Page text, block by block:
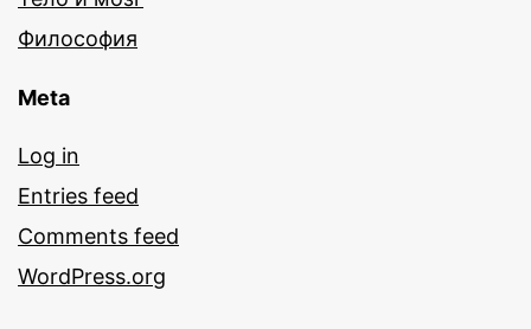
Философия
Meta
Log in
Entries feed
Comments feed
WordPress.org